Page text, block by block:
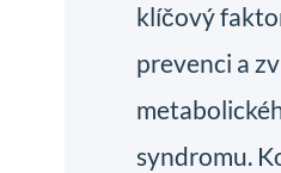
klíčový
prevenci a
syndromu.